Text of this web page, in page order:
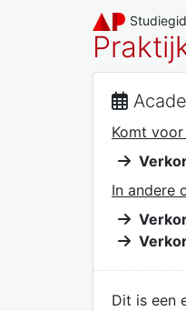
Komt
In andere
Dit is een